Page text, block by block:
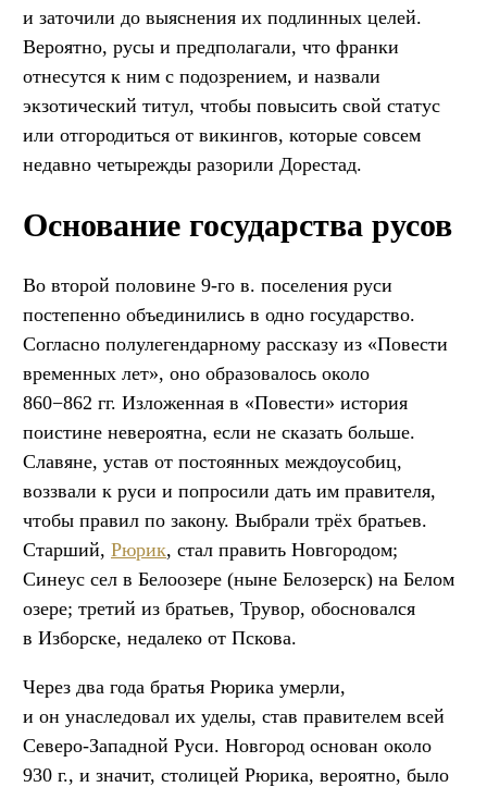
и заточили до выяснения их подлинных целей.
Вероятно, русы и предполагали, что франки
отнесутся к ним с подозрением, и назвали
экзотический титул, чтобы повысить свой статус
или отгородиться от викингов, которые совсем
недавно четырежды разорили Дорестад.
Основание государства русов
Во второй половине 9-го в. поселения руси
постепенно объединились в одно государство.
Согласно полулегендарному рассказу из «Повести
временных лет», оно образовалось около
860−862 гг. Изложенная в «Повести» история
поистине невероятна, если не сказать больше.
Славяне, устав от постоянных междоусобиц,
воззвали к руси и попросили дать им правителя,
чтобы правил по закону. Выбрали трёх братьев.
Старший, Рюрик, стал править Новгородом;
Синеус сел в Белоозере (ныне Белозерск) на Белом
озере; третий из братьев, Трувор, обосновался
в Изборске, недалеко от Пскова.
Через два года братья Рюрика умерли,
и он унаследовал их уделы, став правителем всей
Северо-Западной Руси. Новгород основан около
930 г., и значит, столицей Рюрика, вероятно, было